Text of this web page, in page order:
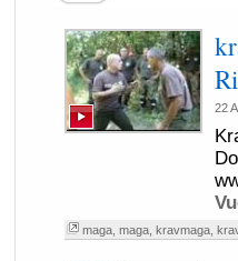
22
maga, maga, kravmaga,